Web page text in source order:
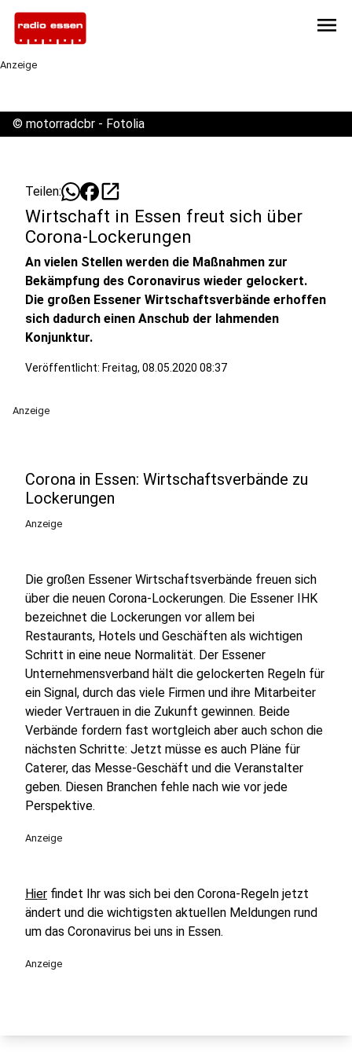
menu
Anzeige
© motorradcbr - Fotolia
Teilen: open_in_new
Wirtschaft in Essen freut sich über
Corona-Lockerungen
An vielen Stellen werden die Maßnahmen zur
Bekämpfung des Coronavirus wieder gelockert.
Die großen Essener Wirtschaftsverbände erhoffen
sich dadurch einen Anschub der lahmenden
Konjunktur.
Veröffentlicht: Freitag, 08.05.2020 08:37
Anzeige
Corona in Essen: Wirtschaftsverbände zu
Lockerungen
Anzeige
Die großen Essener Wirtschaftsverbände freuen sich
über die neuen Corona-Lockerungen. Die Essener IHK
bezeichnet die Lockerungen vor allem bei
Restaurants, Hotels und Geschäften als wichtigen
Schritt in eine neue Normalität. Der Essener
Unternehmensverband hält die gelockerten Regeln für
ein Signal, durch das viele Firmen und ihre Mitarbeiter
wieder Vertrauen in die Zukunft gewinnen. Beide
Verbände fordern fast wortgleich aber auch schon die
nächsten Schritte: Jetzt müsse es auch Pläne für
Caterer, das Messe-Geschäft und die Veranstalter
geben. Diesen Branchen fehle nach wie vor jede
Perspektive.
Anzeige
Hier findet Ihr was sich bei den Corona-Regeln jetzt
ändert und die wichtigsten aktuellen Meldungen rund
um das Coronavirus bei uns in Essen.
Anzeige